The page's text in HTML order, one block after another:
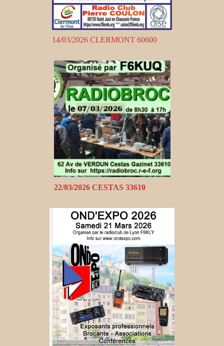
14/03/2026 CLERMONT 60600
22/03/2026 CESTAS 33610